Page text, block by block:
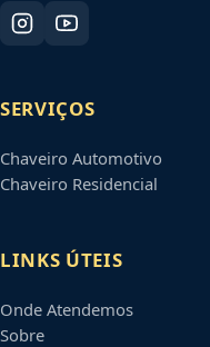
SERVIÇOS
Chaveiro Automotivo
Chaveiro Residencial
LINKS ÚTEIS
Onde Atendemos
Sobre